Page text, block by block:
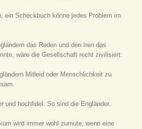
ein Scheckbuch könne jedes Problem im
das Reden und den Iren das
wäre die Gesellschaft recht zivilisiert.
Mitleid oder Menschlichkeit zu
und hochfidel. So sind die Engländer.
wird immer wohl zumute, wenn eine